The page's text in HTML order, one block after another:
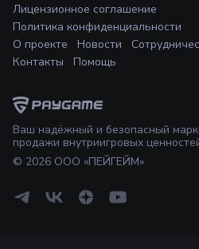
Ваш надёжный и безопасный
продажи внутриигровых
© 2026 ООО «ПЕЙГЕЙМ»
Лицензионное соглашение
Политика конфиденциальности
О проекте
Новости
Контакты
Помощь